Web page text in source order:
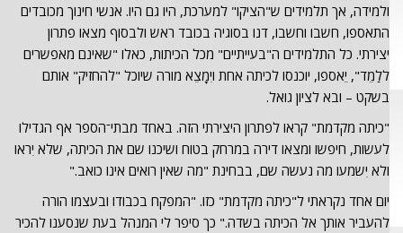
ולמידה, אך תלמידים ש"הציקו" למערכת, היו גם היו. אנשי חינוך מכובדים
התאספו, חשבו וחשבו, דנו בסוגיה בכובד ראש ולבסוף מצאו פתרון
יצירתי. כל התלמידים ה"בעייתיים" מכל הכיתות, כאלו "שאינם מאפשרים
ללַמֵד", יֵאספו, יוכנסו לכיתה אחת ויִמָצֵא מורה שיוכל "להחזיק" אותם
בשקט – ובא לציון גואל.
"כיתה מקדמת" קראו לפתרון היצירתי הזה. באחד מבתי־הספר אף הגדילו
לעשות, חיפשו ומצאו דירה במרחק בטוח ושיכנו שם את הכיתה, שלא יִראו
ולא יִשמעו מה נעשה שם, בבחינת "מה שאין רואים אינו כואב."
יום אחד נקראתי ל"כיתה מקדמת" כזו. "המפקח בכבודו ובעצמו הורה
להעביר אותך אל הכיתה בשדה." כך סיפר לי המנהל בעת שנסענו להכיר